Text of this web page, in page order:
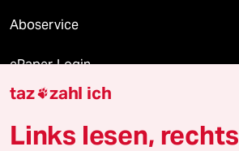
Aboservice
ePaper Login
Downloads für Abonnierende
taz zahl ich
Links lesen, rechts